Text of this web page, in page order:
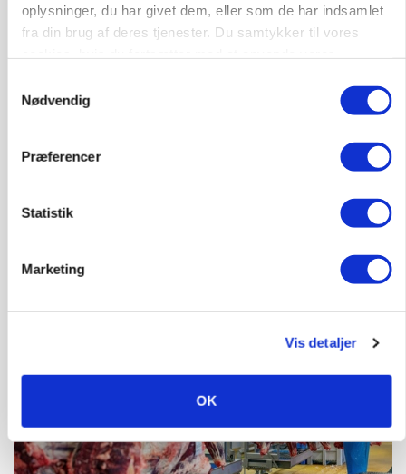
oplysninger, du har givet dem, eller som de har indsamlet
fra din brug af deres tjenester. Du samtykker til vores
Nødvendig
Præferencer
Statistik
Marketing
Vis detaljer
OK
skadedyrsrisici
MARKED
Grisebestanden stiger trods svagere